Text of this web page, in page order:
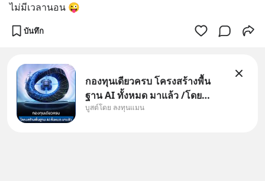
ไม่มีเวลานอน 😜
บันทึก
กองทุนเดียวครบ โครงสร้างพื้น
ฐาน AI ทั้งหมด มาแล้ว /โดย
ลงทุนแมน AI Supercycle คือช่วง
บูสต์โดย ลงทุนแมน